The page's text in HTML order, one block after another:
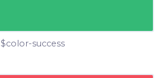
$color-success